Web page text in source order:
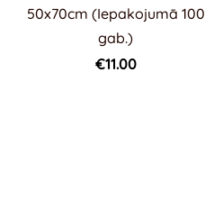
50x70cm (Iepakojumā 100
gab.)
€11.00